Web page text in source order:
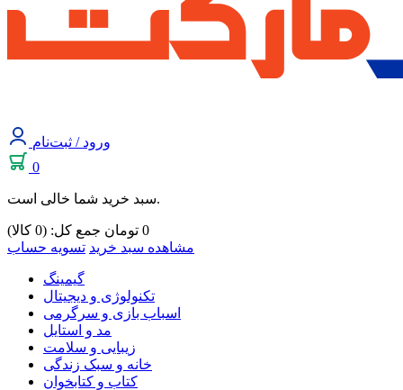
ورود / ثبت‌نام
0
سبد خرید شما خالی است.
جمع کل: (0 کالا) 0 تومان
مشاهده سبد خرید تسویه حساب
گیمینگ
تکنولوژی و دیجیتال
اسباب بازی و سرگرمی
مد و استایل
زیبایی و سلامت
خانه و سبک زندگی
کتاب و کتابخوان